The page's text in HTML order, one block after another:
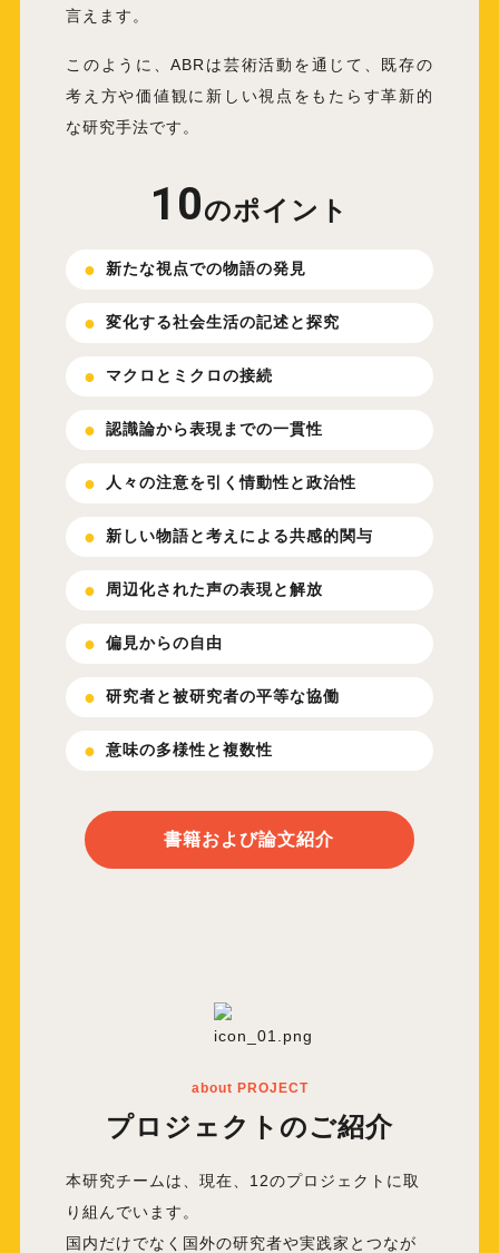
言えます。
このように、ABRは芸術活動を通じて、既存の
考え方や価値観に新しい視点をもたらす革新的
な研究手法です。
10のポイント
新たな視点での物語の発見
変化する社会生活の記述と探究
マクロとミクロの接続
認識論から表現までの一貫性
人々の注意を引く情動性と政治性
新しい物語と考えによる共感的関与
周辺化された声の表現と解放
偏見からの自由
研究者と被研究者の平等な協働
意味の多様性と複数性
書籍および論文紹介
about PROJECT
プロジェクトのご紹介
本研究チームは、現在、12のプロジェクトに取
り組んでいます。
国内だけでなく国外の研究者や実践家とつなが